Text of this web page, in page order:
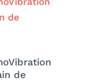
de